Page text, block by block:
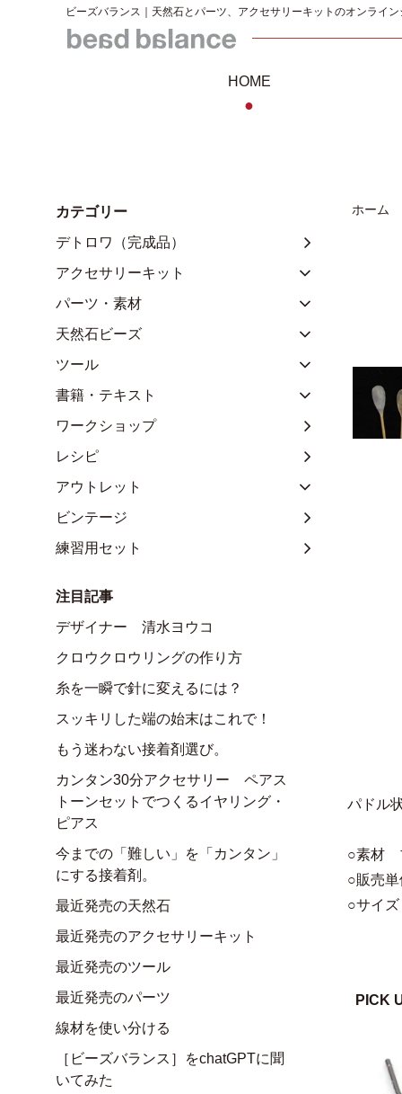
ビーズバランス｜天然石とパーツ、アクセサリーキットのオンライ
HOME
●
ホーム
パドル
○素材
○販売
○サイ
PICK
カテゴリー
デトロワ（完成品）
アクセサリーキット
パーツ・素材
天然石ビーズ
ツール
書籍・テキスト
ワークショップ
レシピ
アウトレット
ビンテージ
練習用セット
注目記事
デザイナー 清水ヨウコ
クロウクロウリングの作り方
糸を一瞬で針に変えるには？
スッキリした端の始末はこれで！
もう迷わない接着剤選び。
カンタン30分アクセサリー ペアス
トーンセットでつくるイヤリング・
ピアス
今までの「難しい」を「カンタン」
にする接着剤。
最近発売の天然石
最近発売のアクセサリーキット
最近発売のツール
最近発売のパーツ
線材を使い分ける
［ビーズバランス］をchatGPTに聞
いてみた